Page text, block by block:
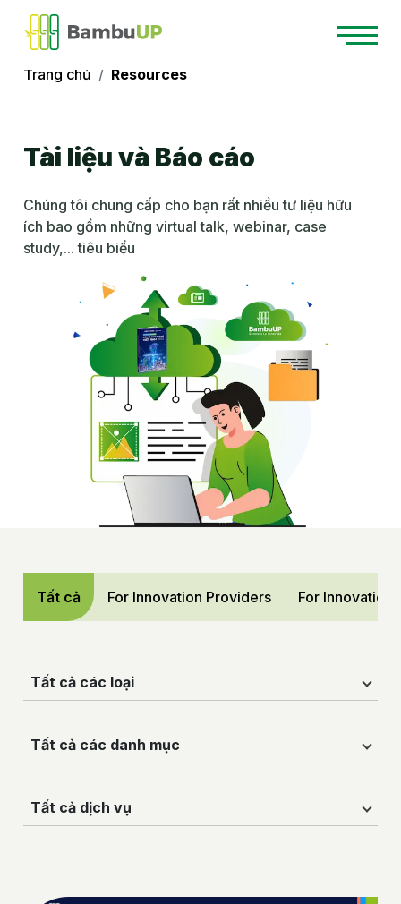
Trang chủ Resources
Tài liệu và Báo cáo
Chúng tôi chung cấp cho bạn rất nhiều tư liệu hữu
ích bao gồm những virtual talk, webinar, case
study,... tiêu biểu
Tất cả For Innovation Providers For Innovation
Tất cả các loại
Tất cả các danh mục
Tất cả dịch vụ